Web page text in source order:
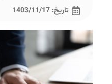
تاریخ: 1403/11/17